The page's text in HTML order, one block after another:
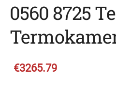
0560 8725
€3265.79